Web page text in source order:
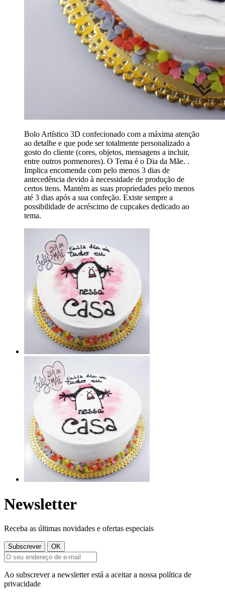
Bolo Artístico 3D confecionado com a máxima atenção
ao detalhe e que pode ser totalmente personalizado a
gosto do cliente (cores, objetos, mensagens a incluir,
entre outros pormenores). O Tema é o Dia da Mãe. .
Implica encomenda com pelo menos 3 dias de
antecedência devido à necessidade de produção de
certos itens. Mantém as suas propriedades pelo menos
até 3 dias após a sua confeção. Existe sempre a
possibilidade de acréscimo de cupcakes dedicado ao
tema.
Newsletter
Receba as últimas novidades e ofertas especiais
Ao subscrever a newsletter está a aceitar a nossa política de
privacidade